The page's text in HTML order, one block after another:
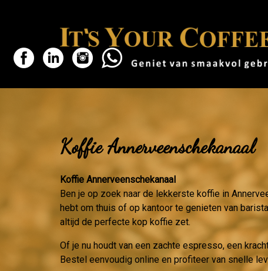
Koffie Annerveenschekanaal
Koffie Annerveenschekanaal
Ben je op zoek naar de lekkerste koffie in
hebt om thuis of op kantoor te genieten van
altijd de perfecte kop koffie zet.
Of je nu houdt van een zachte espresso, een
Bestel eenvoudig online en profiteer van snelle